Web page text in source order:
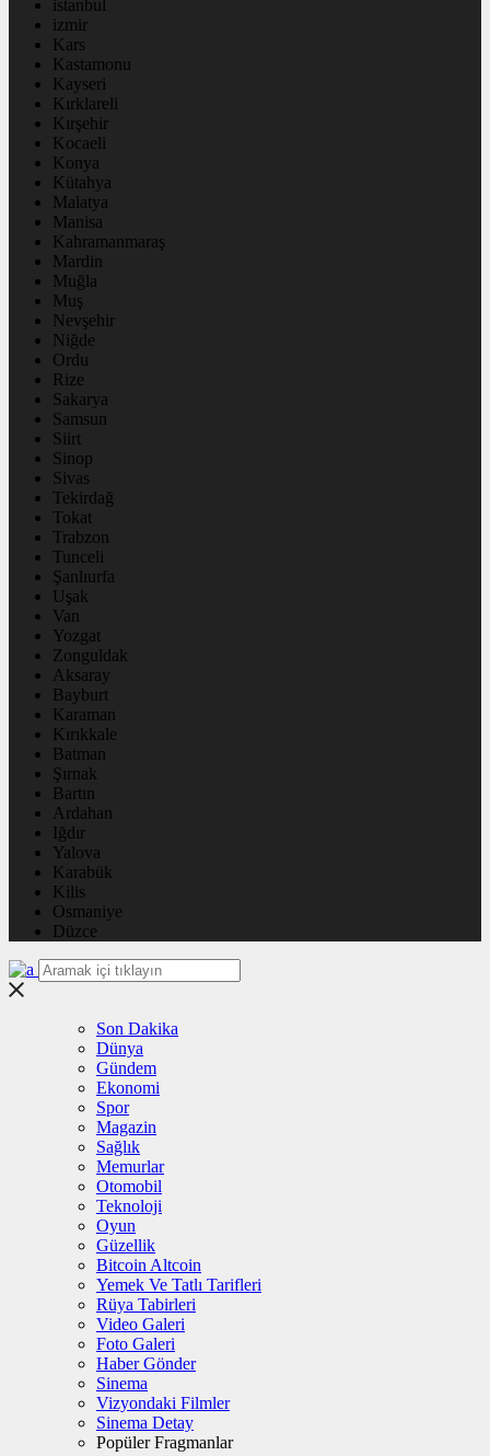
istanbul
izmir
Kars
Kastamonu
Kayseri
Kırklareli
Kırşehir
Kocaeli
Konya
Kütahya
Malatya
Manisa
Kahramanmaraş
Mardin
Muğla
Muş
Nevşehir
Niğde
Ordu
Rize
Sakarya
Samsun
Siirt
Sinop
Sivas
Tekirdağ
Tokat
Trabzon
Tunceli
Şanlıurfa
Uşak
Van
Yozgat
Zonguldak
Aksaray
Bayburt
Karaman
Kırıkkale
Batman
Şırnak
Bartın
Ardahan
Iğdır
Yalova
Karabük
Kilis
Osmaniye
Düzce
Son Dakika
Dünya
Gündem
Ekonomi
Spor
Magazin
Sağlık
Memurlar
Otomobil
Teknoloji
Oyun
Güzellik
Bitcoin Altcoin
Yemek Ve Tatlı Tarifleri
Rüya Tabirleri
Video Galeri
Foto Galeri
Haber Gönder
Sinema
Vizyondaki Filmler
Sinema Detay
Popüler Fragmanlar